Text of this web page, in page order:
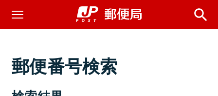
郵便番号検索